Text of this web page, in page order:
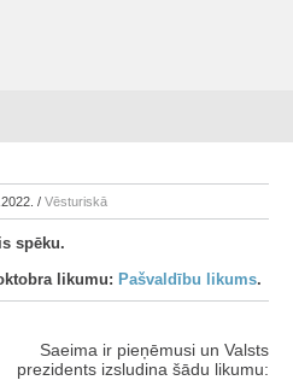
/ Vēsturiskā
spēku.
likumu: Pašvaldību likums.
Saeima ir pieņēmusi un Valsts
prezidents izsludina šādu likumu: